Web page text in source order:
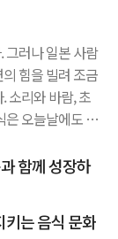
그러나 일본 사람
힘을 빌려 조금
소리와 바람, 초
은 오늘날에도 일
모습을 흔히 볼
함께 성장하
키는 음식 문화